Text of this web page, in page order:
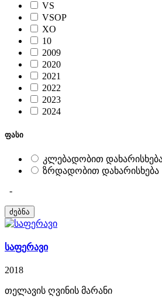
VS
VSOP
XO
10
2009
2020
2021
2022
2023
2024
ფასი
კლებადობით
ზრდადობით დახარისხება
-
საფერავი
2018
თელავის ღვინის მარანი